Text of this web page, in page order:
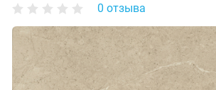
0 отзыва